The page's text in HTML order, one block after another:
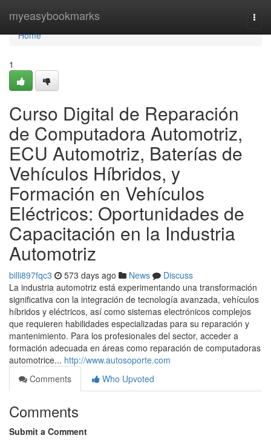
myeasybookmarks
Home
Home
1
Curso Digital de Reparación
de Computadora Automotriz,
ECU Automotriz, Baterías de
Vehículos Híbridos, y
Formación en Vehículos
Eléctricos: Oportunidades de
Capacitación en la Industria
Automotriz
billi897fqc3 573 days ago News
Discuss
La industria automotriz está experimentando una transformación
significativa con la integración de tecnología avanzada, vehículos
híbridos y eléctricos, así como sistemas electrónicos complejos
que requieren habilidades especializadas para su reparación y
mantenimiento. Para los profesionales del sector, acceder a
formación adecuada en áreas como reparación de computadoras
automotrice... http://www.autosoporte.com
Comments
Who Upvoted
Comments
Submit a Comment